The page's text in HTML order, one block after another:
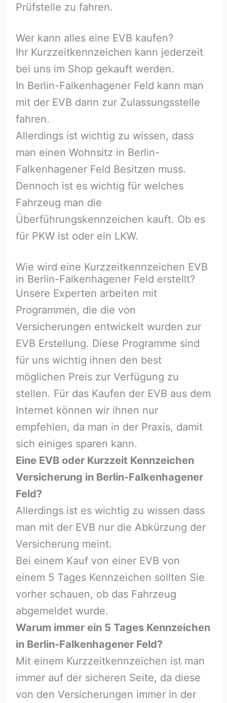
Prüfstelle zu fahren.
Wer kann alles eine EVB kaufen?
Ihr Kurzzeitkennzeichen kann jederzeit
bei uns im Shop gekauft werden.
In Berlin-Falkenhagener Feld kann man
mit der EVB dann zur Zulassungsstelle
fahren.
Allerdings ist wichtig zu wissen, dass
man einen Wohnsitz in Berlin-
Falkenhagener Feld Besitzen muss.
Dennoch ist es wichtig für welches
Fahrzeug man die
Überführungskennzeichen kauft. Ob es
für PKW ist oder ein LKW.
Wie wird eine Kurzzeitkennzeichen EVB
in Berlin-Falkenhagener Feld erstellt?
Unsere Experten arbeiten mit
Programmen, die die von
Versicherungen entwickelt wurden zur
EVB Erstellung. Diese Programme sind
für uns wichtig ihnen den best
möglichen Preis zur Verfügung zu
stellen. Für das Kaufen der EVB aus dem
Internet können wir ihnen nur
empfehlen, da man in der Praxis, damit
sich einiges sparen kann.
Eine EVB oder Kurzzeit Kennzeichen
Versicherung in Berlin-Falkenhagener
Feld?
Allerdings ist es wichtig zu wissen dass
man mit der EVB nur die Abkürzung der
Versicherung meint.
Bei einem Kauf von einer EVB von
einem 5 Tages Kennzeichen sollten Sie
vorher schauen, ob das Fahrzeug
abgemeldet wurde.
Warum immer ein 5 Tages Kennzeichen
in Berlin-Falkenhagener Feld?
Mit einem Kurzzeitkennzeichen ist man
immer auf der sicheren Seite, da diese
von den Versicherungen immer in der